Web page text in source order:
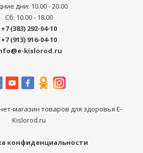
дни: 10.00 - 20.00
Сб: 10.00 - 18.00
+7 (383) 292-04-10
+7 (913) 916-04-10
kislorod.ru
магазин товаров для здоровья E-
Kislorod.ru
конфиденциальности